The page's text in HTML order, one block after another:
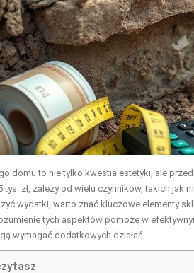
domu to nie tylko kwestia estetyki, ale
tys. zł, zależy od wielu czynników, takich jak
wydatki, warto znać kluczowe elementy
tych aspektów pomoże w
wymagać dodatkowych działań.